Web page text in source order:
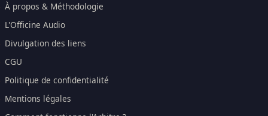
À propos & Méthodologie
L'Officine Audio
Divulgation des liens
CGU
Politique de confidentialité
Mentions légales